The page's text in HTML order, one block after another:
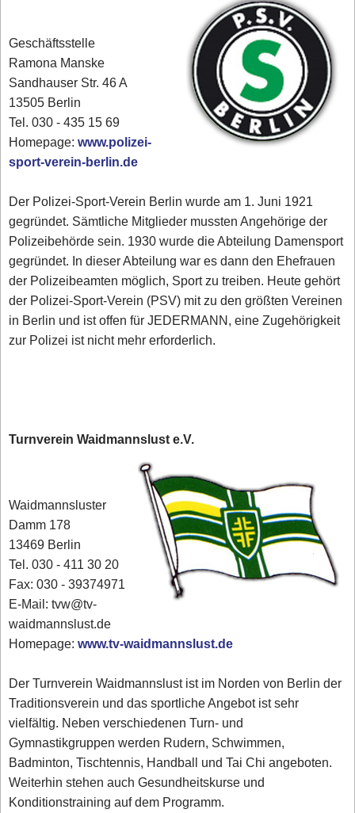
Geschäftsstelle
Ramona Manske
Sandhauser Str. 46 A
13505 Berlin
Tel. 030 - 435 15 69
Homepage:www.polizei-
sport-verein-berlin.de
Der Polizei-Sport-Verein Berlin wurde am 1. Juni 1921
gegründet. Sämtliche Mitglieder mussten Angehörige der
Polizeibehörde sein. 1930 wurde die Abteilung Damensport
gegründet. In dieser Abteilung war es dann den Ehefrauen
der Polizeibeamten möglich, Sport zu treiben. Heute gehört
der Polizei-Sport-Verein (PSV) mit zu den größten Vereinen
in Berlin und ist offen für JEDERMANN, eine Zugehörigkeit
zur Polizei ist nicht mehr erforderlich.
Turnverein Waidmannslust e.V.
Waidmannsluster
Damm 178
13469 Berlin
Tel. 030 - 411 30 20
Fax: 030 - 39374971
E-Mail: tvw@tv-
waidmannslust.de
Homepage:www.tv-waidmannslust.de
Der Turnverein Waidmannslust ist im Norden von Berlin der
Traditionsverein und das sportliche Angebot ist sehr
vielfältig. Neben verschiedenen Turn- und
Gymnastikgruppen werden Rudern, Schwimmen,
Badminton, Tischtennis, Handball und Tai Chi angeboten.
Weiterhin stehen auch Gesundheitskurse und
Konditionstraining auf dem Programm.